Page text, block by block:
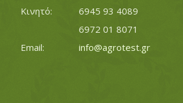
Κινητό:		6945 93 4089
			6972 01 8071
info@agrotest.gr